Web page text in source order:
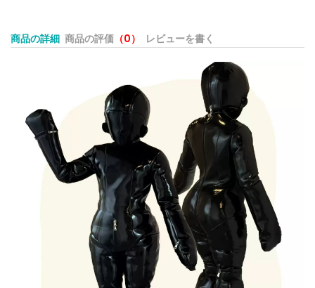
商品の詳細 商品の評価 （0） レビューを書く